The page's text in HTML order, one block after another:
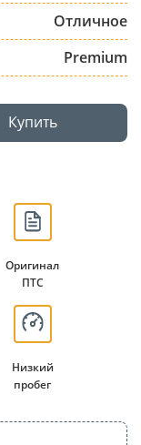
Отличное
Premium
Купить
Оригинал
ПТС
Низкий
пробег